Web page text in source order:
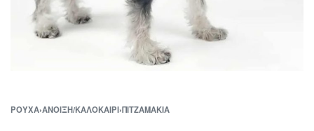
ΡΟΎΧΑ›ΆΝΟΙΞΗ/ΚΑΛΟΚΑΊΡΙ›ΠΙΤΖΑΜΆΚΙΑ